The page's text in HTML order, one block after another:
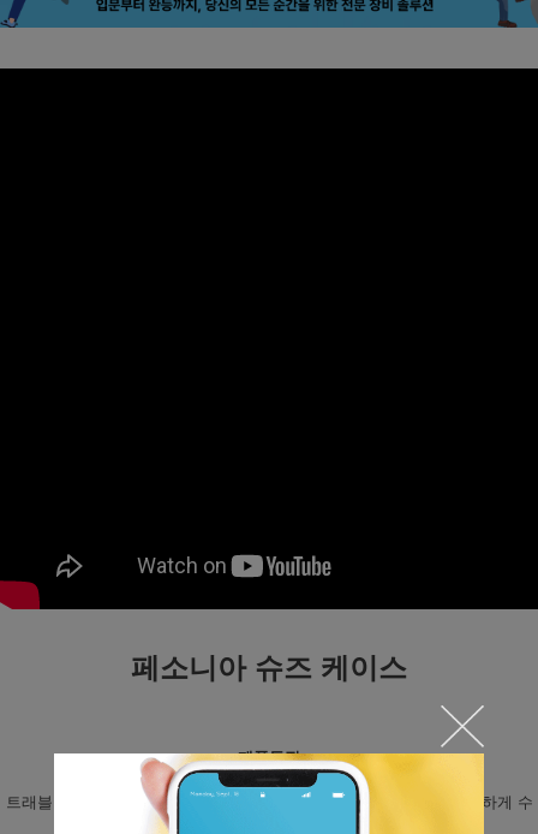
페소니아 슈즈 케이스
제품특징
트래블 전문회사 페소니아에서 제작한 신발 케이스로 암벽화를 편리하게 수